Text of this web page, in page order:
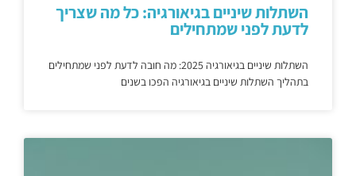
השתלות שיניים בגיאורגיה: כל מה שצריך
לדעת לפני שמתחילים
השתלות שיניים בגיאורגיה 2025: מה חובה לדעת לפני שמתחילים
בתהליך השתלות שיניים בגיאורגיה הפכו בשנים